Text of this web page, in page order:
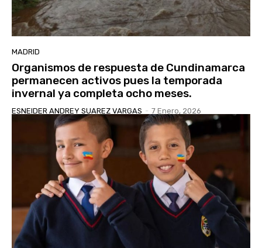
MADRID
Organismos de respuesta de Cundinamarca
permanecen activos pues la temporada
invernal ya completa ocho meses.
ESNEIDER ANDREY SUAREZ VARGAS - 7 Enero, 2026